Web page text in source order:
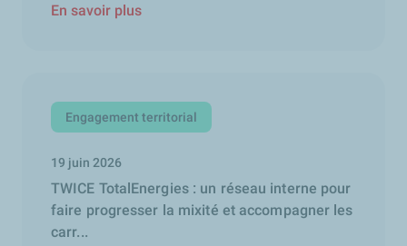
En savoir plus
Engagement territorial
19 juin 2026
TWICE TotalEnergies : un réseau interne pour
faire progresser la mixité et accompagner les
carr...